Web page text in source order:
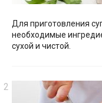
Для приготовления
необходимые
сухой и чистой.